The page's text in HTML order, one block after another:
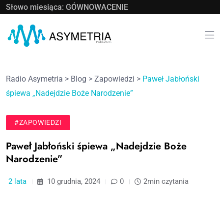
Słowo miesiąca: GÓWNOWACENIE
Radio Asymetria > Blog > Zapowiedzi > Paweł Jabłoński
śpiewa „Nadejdzie Boże Narodzenie”
#ZAPOWIEDZI
Paweł Jabłoński śpiewa „Nadejdzie Boże
Narodzenie”
2 lata 10 grudnia, 2024 0 2min czytania